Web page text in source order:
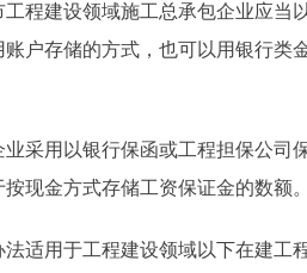
建设领域施工总承包企业应当以
户存储的方式，也可以用银行类
用以银行保函或工程担保公司
现金方式存储工资保证金的数额。
用于工程建设领域以下在建工程